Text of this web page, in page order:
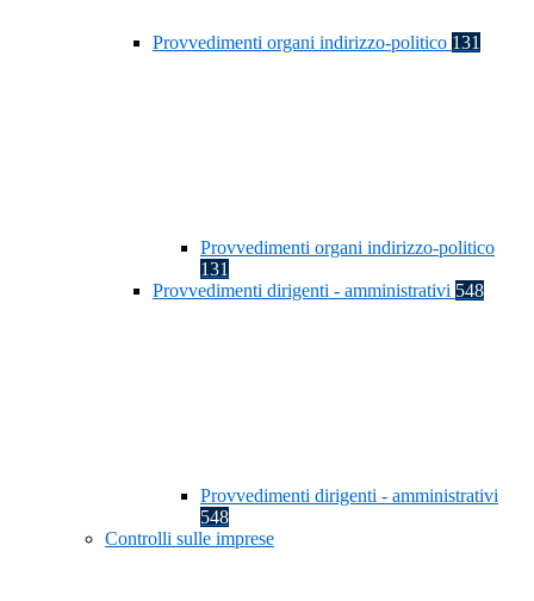
Provvedimenti organi indirizzo-politico 131
Provvedimenti organi indirizzo-politico
131
Provvedimenti dirigenti - amministrativi 548
Provvedimenti dirigenti - amministrativi
548
Controlli sulle imprese